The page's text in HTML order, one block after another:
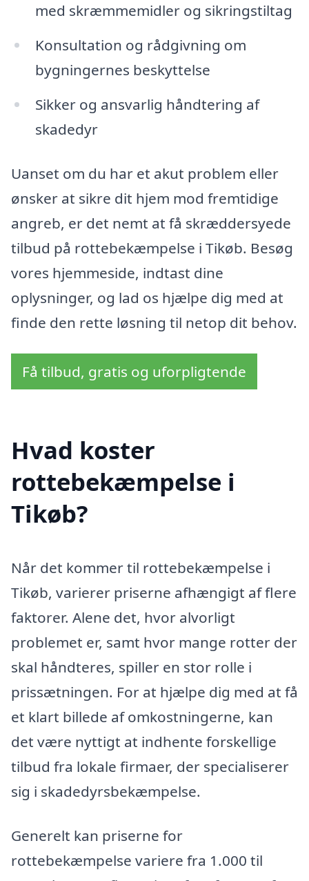
med skræmmemidler og sikringstiltag
Konsultation og rådgivning om
bygningernes beskyttelse
Sikker og ansvarlig håndtering af
skadedyr
Uanset om du har et akut problem eller
ønsker at sikre dit hjem mod fremtidige
angreb, er det nemt at få skræddersyede
tilbud på rottebekæmpelse i Tikøb. Besøg
vores hjemmeside, indtast dine
oplysninger, og lad os hjælpe dig med at
finde den rette løsning til netop dit behov.
Få tilbud, gratis og uforpligtende
Hvad koster
rottebekæmpelse i
Tikøb?
Når det kommer til rottebekæmpelse i
Tikøb, varierer priserne afhængigt af flere
faktorer. Alene det, hvor alvorligt
problemet er, samt hvor mange rotter der
skal håndteres, spiller en stor rolle i
prissætningen. For at hjælpe dig med at få
et klart billede af omkostningerne, kan
det være nyttigt at indhente forskellige
tilbud fra lokale firmaer, der specialiserer
sig i skadedyrsbekæmpelse.
Generelt kan priserne for
rottebekæmpelse variere fra 1.000 til